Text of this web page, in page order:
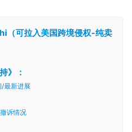
（可拉入美国跨境侵权-纯卖
》：
最新进展
诉情况